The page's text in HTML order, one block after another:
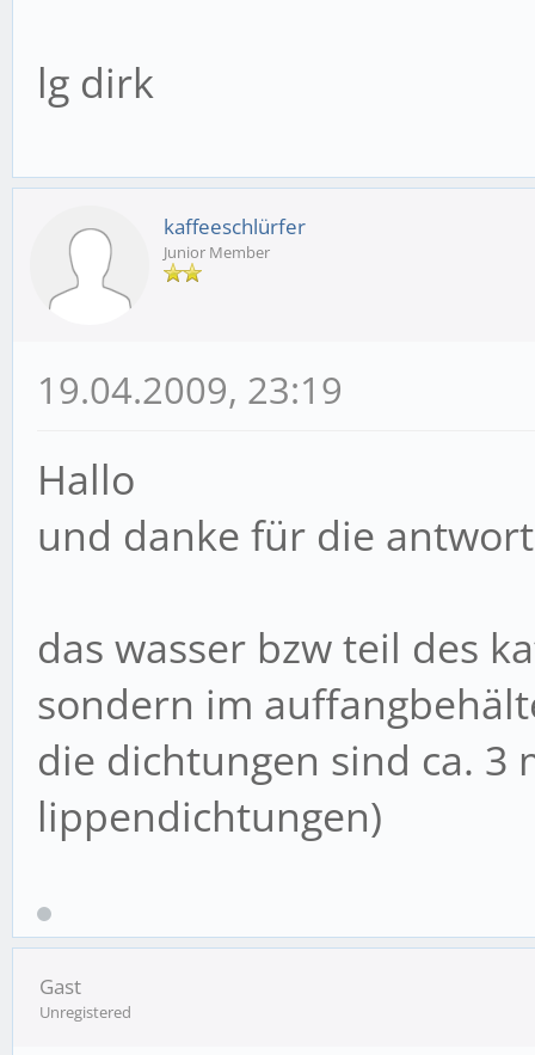
lg dirk
kaffeeschlürfer
Junior Member
19.04.2009, 23:19
Hallo
und danke für die
das wasser bzw teil des
sondern im
die dichtungen sind ca. 3
lippendichtungen)
Gast
Unregistered